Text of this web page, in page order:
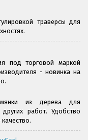
траверсы для
под торговой маркой
- новинка на
из дерева для
работ. Удобство